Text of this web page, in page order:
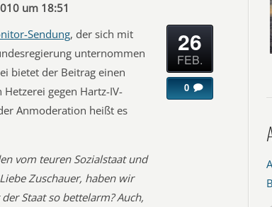
um 18:51
Sendung, der sich mit
unternommen
bietet der Beitrag einen
gegen Hartz-IV-
Anmoderation heißt es
vom teuren Sozialstaat und
Zuschauer, haben wir
Staat so bettelarm? Auch,
26
FEB.
0